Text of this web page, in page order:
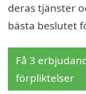
deras tjänster
bästa beslutet
Få 3
förpliktelser